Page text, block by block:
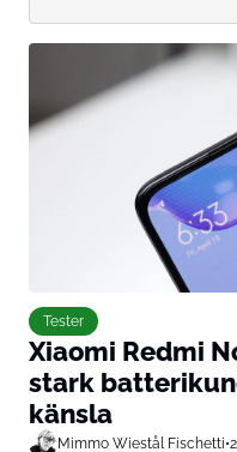
Tester
Xiaomi Redmi
stark
känsla
Mimmo Wiestål Fischetti•